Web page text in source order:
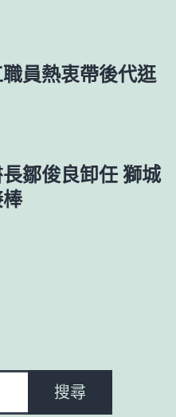
員熱衷帶後代逛
鄒俊良卸任 獅城
搜尋